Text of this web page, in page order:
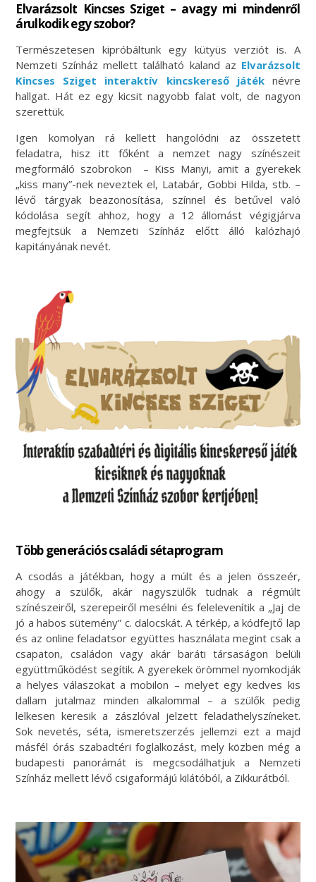
Elvarázsolt Kincses Sziget – avagy mi mindenről
árulkodik egy szobor?
Természetesen kipróbáltunk egy kütyüs verziót is. A
Nemzeti Színház mellett található kaland az Elvarázsolt
Kincses Sziget
interaktív kincskereső játéknévre
hallgat. Hát ez egy kicsit nagyobb falat volt, de nagyon
szerettük.
Igen komolyan rá kellett hangolódni az összetett
feladatra, hisz itt főként a nemzet nagy színészeit
megformáló szobrokon – Kiss Manyi, amit a gyerekek
„kiss many”-nek neveztek el, Latabár, Gobbi Hilda, stb. –
lévő tárgyak beazonosítása, színnel és betűvel való
kódolása segít ahhoz, hogy a 12 állomást végigjárva
megfejtsük a Nemzeti Színház előtt álló kalózhajó
kapitányának nevét.
Több generációs családi sétaprogram
A csodás a játékban, hogy a múlt és a jelen összeér,
ahogy a szülők, akár nagyszülők tudnak a régmúlt
színészeiről, szerepeiről mesélni és felelevenítik a „Jaj de
jó a habos sütemény” c. dalocskát. A térkép, a kódfejtő lap
és az online feladatsor együttes használata megint csak a
csapaton, családon vagy akár baráti társaságon belüli
együttműködést segítik. A gyerekek örömmel nyomkodják
a helyes válaszokat a mobilon – melyet egy kedves kis
dallam jutalmaz minden alkalommal – a szülők pedig
lelkesen keresik a zászlóval jelzett feladathelyszíneket.
Sok nevetés, séta, ismeretszerzés jellemzi ezt a majd
másfél órás szabadtéri foglalkozást, mely közben még a
budapesti panorámát is megcsodálhatjuk a Nemzeti
Színház mellett lévő csigaformájú kilátóból, a Zikkurátból.